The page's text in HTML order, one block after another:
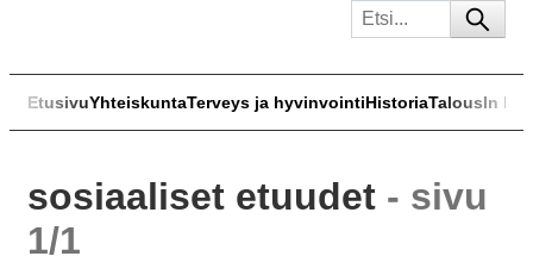
EtusivuYhteiskuntaTerveys ja hyvinvointiHistoriaTalousIn
sosiaaliset etuudet - sivu
1/1